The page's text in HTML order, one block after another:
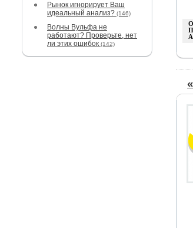
Рынок игнорирует Ваш
идеальный анализ? (146)
Волны Вульфа не
работают? Проверьте, нет
ли этих ошибок (142)